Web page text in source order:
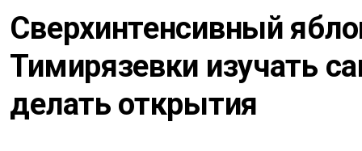
Сверхинтенсивный
Тимирязевки изучать
делать открытия